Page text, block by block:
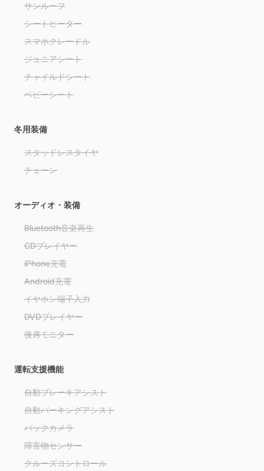
サンルーフ
シートヒーター
スマホクレードル
ジュニアシート
チャイルドシート
ベビーシート
冬用装備
スタッドレスタイヤ
チェーン
オーディオ・装備
Bluetooth音楽再生
CDプレイヤー
iPhone充電
Android充電
イヤホン端子入力
DVDプレイヤー
後席モニター
運転支援機能
自動ブレーキアシスト
自動パーキングアシスト
バックカメラ
障害物センサー
クルーズコントロール